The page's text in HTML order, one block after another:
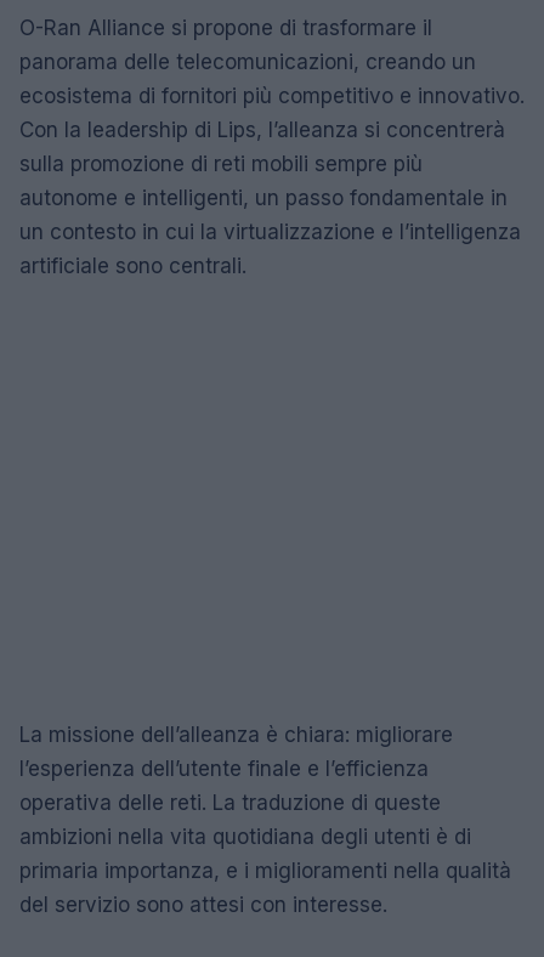
O-Ran Alliance si propone di trasformare il
panorama delle telecomunicazioni, creando un
ecosistema di fornitori più competitivo e innovativo.
Con la leadership di Lips, l’alleanza si concentrerà
sulla promozione di reti mobili sempre più
autonome e intelligenti, un passo fondamentale in
un contesto in cui la virtualizzazione e l’intelligenza
artificiale sono centrali.
La missione dell’alleanza è chiara: migliorare
l’esperienza dell’utente finale e l’efficienza
operativa delle reti. La traduzione di queste
ambizioni nella vita quotidiana degli utenti è di
primaria importanza, e i miglioramenti nella qualità
del servizio sono attesi con interesse.